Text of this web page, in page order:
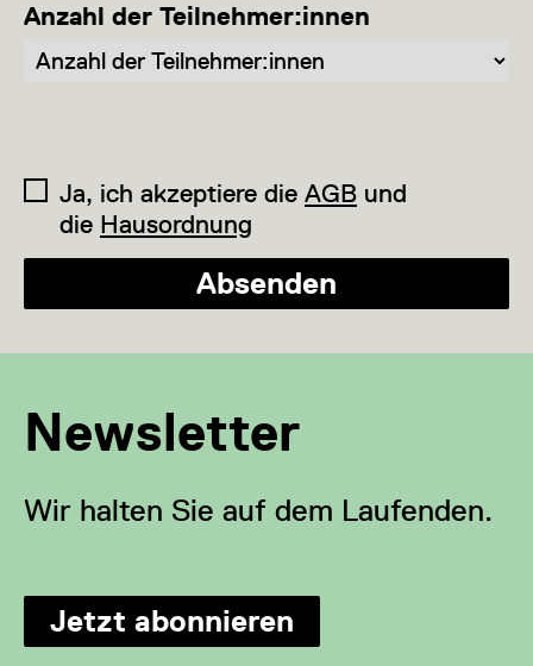
Anzahl der Teilnehmer:innen
Ja, ich akzeptiere die AGB und
die Hausordnung
Absenden
Newsletter
Wir halten Sie auf dem Laufenden.
Jetzt abonnieren